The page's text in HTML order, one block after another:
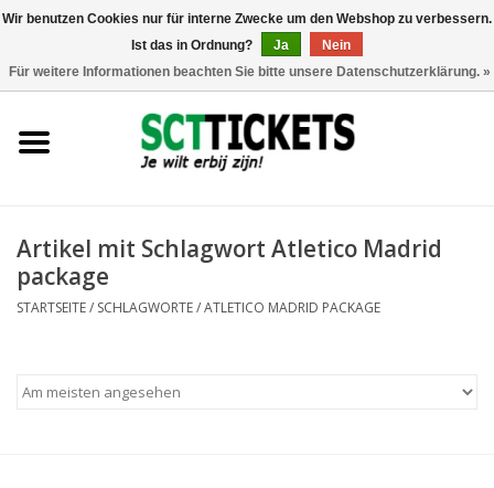
Italien
Artikel mit Schlagwort Atletico Madrid
package
STARTSEITE/ SCHLAGWORTE/ATLETICO MADRID PACKAGE
Wir benutzen Cookies nur für interne Zwecke um den Webshop zu verbessern.
Ist das in Ordnung?
Ja
Nein
Für weitere Informationen beachten Sie bitte unsere Datenschutzerklärung. »